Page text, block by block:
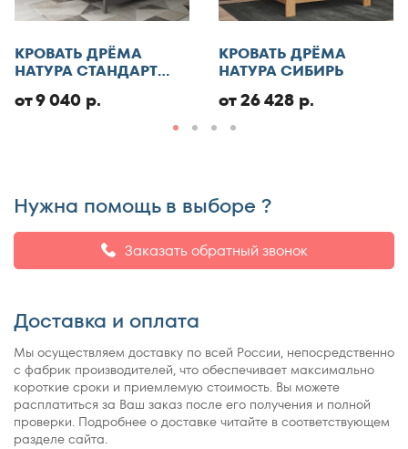
Добавить отзыв
КРОВАТЬ ДРЁМА
НАТУРА СТАНДАРТ
от 9 040 р.
КРОВАТЬ ДРЁМА
НАТУРА СИБИРЬ
от 26 428 р.
Нужна помощь в выборе ?
Заказать обратный звонок
Доставка и оплата
Мы осуществляем доставку по всей России, непосредственно
с фабрик производителей, что обеспечивает максимально
короткие сроки и приемлемую стоимость. Вы можете
расплатиться за Ваш заказ после его получения и полной
проверки. Подробнее о доставке читайте в соответствующем
разделе сайта.